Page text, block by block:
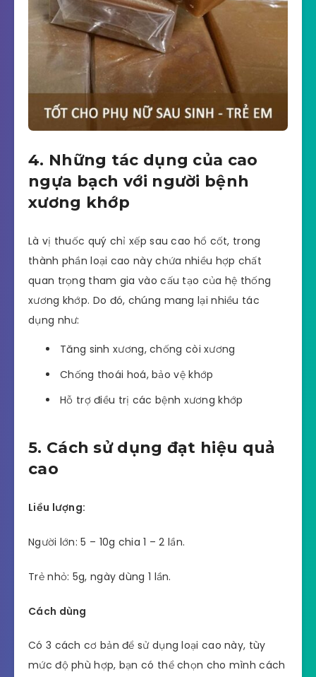
4. Những tác dụng của cao
ngựa bạch với người bệnh
xương khớp
Là vị thuốc quý chỉ xếp sau cao hổ cốt, trong
thành phần loại cao này chứa nhiều hợp chất
quan trọng tham gia vào cấu tạo của hệ thống
xương khớp. Do đó, chúng mang lại nhiều tác
dụng như:
Tăng sinh xương, chống còi xương
Chống thoái hoá, bảo vệ khớp
Hỗ trợ điều trị các bệnh xương khớp
5. Cách sử dụng đạt hiệu quả
cao
Liều lượng:
Người lớn: 5 – 10g chia 1 – 2 lần.
Trẻ nhỏ: 5g, ngày dùng 1 lần.
Cách dùng
Có 3 cách cơ bản để sử dụng loại cao này, tùy
mức độ phù hợp, bạn có thể chọn cho mình cách